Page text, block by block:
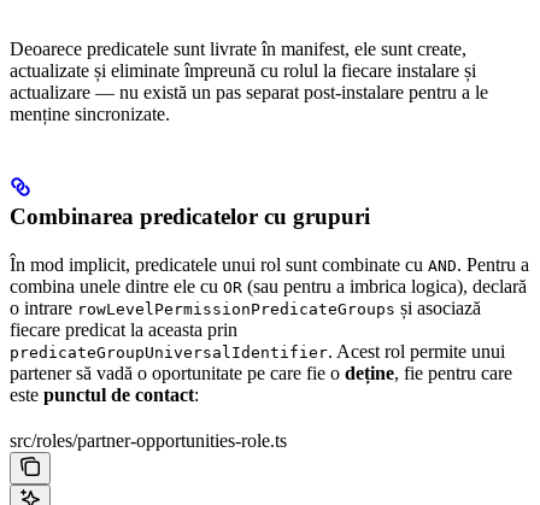
Deoarece predicatele sunt livrate în manifest, ele sunt create,
actualizate și eliminate împreună cu rolul la fiecare instalare și
actualizare — nu există un pas separat post-instalare pentru a le
menține sincronizate.
Combinarea predicatelor cu grupuri
În mod implicit, predicatele unui rol sunt combinate cu AND. Pentru a
combina unele dintre ele cu OR (sau pentru a imbrica logica), declară
o intrare rowLevelPermissionPredicateGroups și asociază
fiecare predicat la aceasta prin
predicateGroupUniversalIdentifier. Acest rol permite unui
partener să vadă o oportunitate pe care fie o deține, fie pentru care
este punctul de contact:
src/roles/partner-opportunities-role.ts